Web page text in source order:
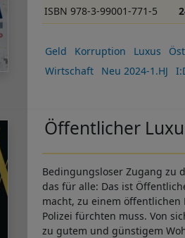
ISBN 978-3-99001-771-5
Geld Korruption Luxus
Wirtschaft
Neu 2024-1.HJ
Öffentlicher
Bedingungsloser Zugang zu
das für alle: Das ist
macht, zu einem
Polizei fürchten muss. Von
zu gutem und günstigem